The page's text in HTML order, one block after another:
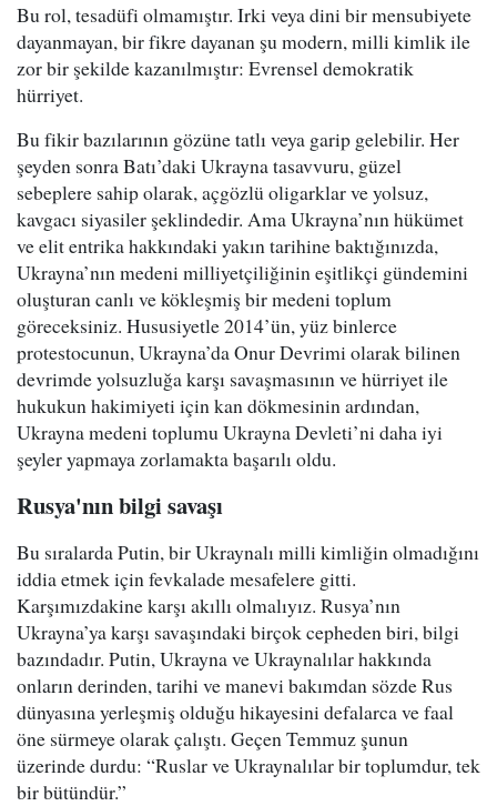
Bu rol, tesadüfi olmamıştır. Irki veya dini bir mensubiyete
dayanmayan, bir fikre dayanan şu modern, milli kimlik ile
zor bir şekilde kazanılmıştır: Evrensel demokratik
hürriyet.
Bu fikir bazılarının gözüne tatlı veya garip gelebilir. Her
şeyden sonra Batı’daki Ukrayna tasavvuru, güzel
sebeplere sahip olarak, açgözlü oligarklar ve yolsuz,
kavgacı siyasiler şeklindedir. Ama Ukrayna’nın hükümet
ve elit entrika hakkındaki yakın tarihine baktığınızda,
Ukrayna’nın medeni milliyetçiliğinin eşitlikçi gündemini
oluşturan canlı ve kökleşmiş bir medeni toplum
göreceksiniz. Hususiyetle 2014’ün, yüz binlerce
protestocunun, Ukrayna’da Onur Devrimi olarak bilinen
devrimde yolsuzluğa karşı savaşmasının ve hürriyet ile
hukukun hakimiyeti için kan dökmesinin ardından,
Ukrayna medeni toplumu Ukrayna Devleti’ni daha iyi
şeyler yapmaya zorlamakta başarılı oldu.
Rusya'nın bilgi savaşı
Bu sıralarda Putin, bir Ukraynalı milli kimliğin olmadığını
iddia etmek için fevkalade mesafelere gitti.
Karşımızdakine karşı akıllı olmalıyız. Rusya’nın
Ukrayna’ya karşı savaşındaki birçok cepheden biri, bilgi
bazındadır. Putin, Ukrayna ve Ukraynalılar hakkında
onların derinden, tarihi ve manevi bakımdan sözde Rus
dünyasına yerleşmiş olduğu hikayesini defalarca ve faal
öne sürmeye olarak çalıştı. Geçen Temmuz şunun
üzerinde durdu: “Ruslar ve Ukraynalılar bir toplumdur, tek
bir bütündür.”